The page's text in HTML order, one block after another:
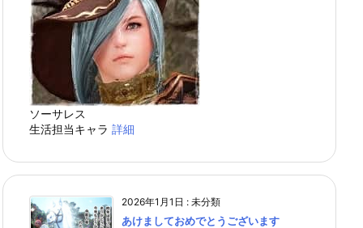
ソーサレス
生活担当キャラ 詳細
2026年1月1日 : 未分類
あけましておめでとうございます